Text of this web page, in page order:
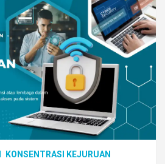
KONSENTRASI KEJURUAN